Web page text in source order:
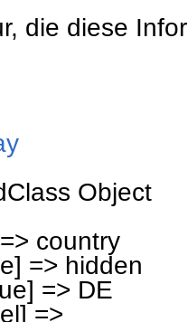
die diese
Object
=> country
] => hidden
] => DE
] =>